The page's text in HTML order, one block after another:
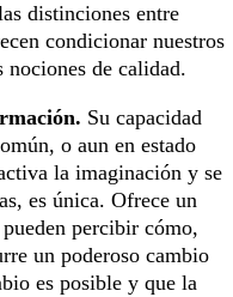
distinciones entre
condicionar nuestros
nociones de calidad.
Su capacidad
o aun en estado
la imaginación y se
es única. Ofrece un
percibir cómo,
un poderoso cambio
es posible y que la